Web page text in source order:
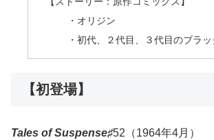
・オリジン
・初代、２代目、３代目のブラ
【初登場】
Tales of Suspense♯52（1964年4月）